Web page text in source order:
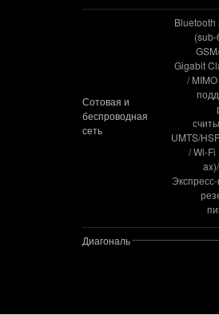
Сотовая и
беспроводная
сеть
Bluetooth
Gigabit
/
UMTS/
/ Wi-Fi
Диагональ